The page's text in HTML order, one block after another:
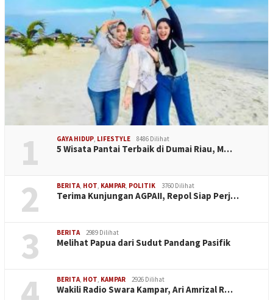
1 GAYA HIDUP LIFESTYLE 8486 Dilihat
5 Wisata Pantai Terbaik di Dumai Riau, M…
2 BERITA HOT KAMPAR POLITIK 3760 Dilihat
Terima Kunjungan AGPAII, Repol Siap Perj…
3 BERITA 2989 Dilihat
Melihat Papua dari Sudut Pandang Pasifik
BERITA HOT KAMPAR 2926 Dilihat
Wakili Radio Swara Kampar, Ari Amrizal R…